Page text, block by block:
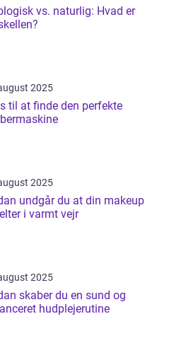
vs. naturlig: Hvad er
2025
til at finde den perfekte
2025
undgår du at din makeup
i varmt vejr
2025
skaber du en sund og
hudplejerutine